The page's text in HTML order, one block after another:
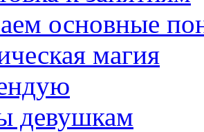
основные
магия
девушкам